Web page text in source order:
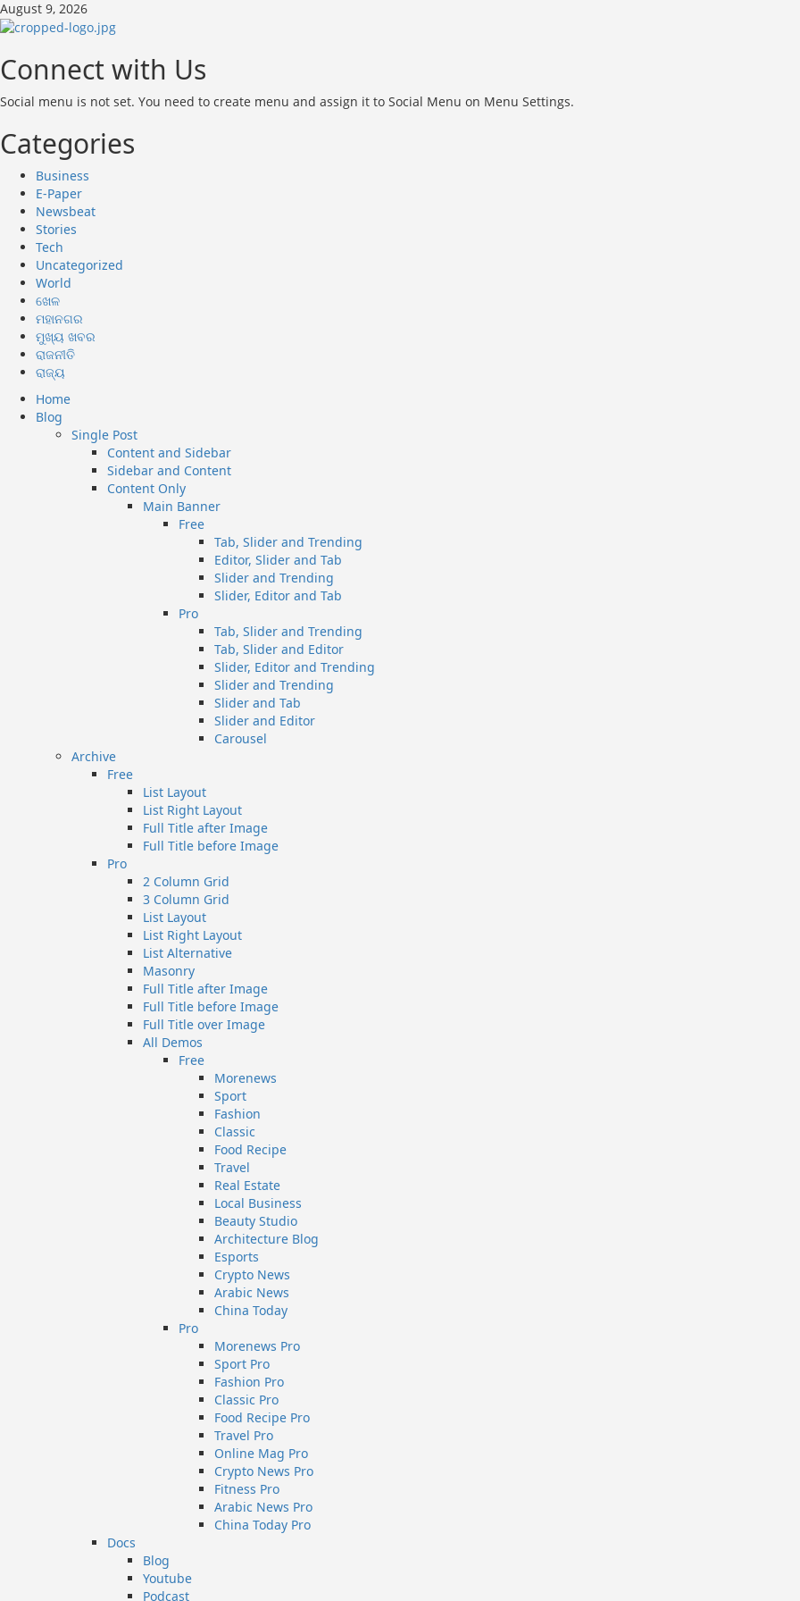
Skip
to
August 9, 2026
Connect with Us
Social menu is not set. You need to create menu and assign it to Social Menu on Menu Settings.
Categories
Business
E-Paper
Newsbeat
Stories
Tech
Uncategorized
World
ଖେଳ
ମହାନଗର
ମୁଖ୍ୟ ଖବର
ରାଜନୀତି
ରାଜ୍ୟ
Primary
Menu
Home
Blog
Single Post
Content and Sidebar
Sidebar and Content
Content Only
Main Banner
Free
Tab, Slider and Trending
Editor, Slider and Tab
Slider and Trending
Slider, Editor and Tab
Pro
Tab, Slider and Trending
Tab, Slider and Editor
Slider, Editor and Trending
Slider and Trending
Slider and Tab
Slider and Editor
Carousel
Archive
Free
List Layout
List Right Layout
Full Title after Image
Full Title before Image
Pro
2 Column Grid
3 Column Grid
List Layout
List Right Layout
List Alternative
Masonry
Full Title after Image
Full Title before Image
Full Title over Image
All Demos
Free
Morenews
Sport
Fashion
Classic
Food Recipe
Travel
Real Estate
Local Business
Beauty Studio
Architecture Blog
Esports
Crypto News
Arabic News
China Today
Pro
Morenews Pro
Sport Pro
Fashion Pro
Classic Pro
Food Recipe Pro
Travel Pro
Online Mag Pro
Crypto News Pro
Fitness Pro
Arabic News Pro
China Today Pro
Docs
Blog
Youtube
Podcast